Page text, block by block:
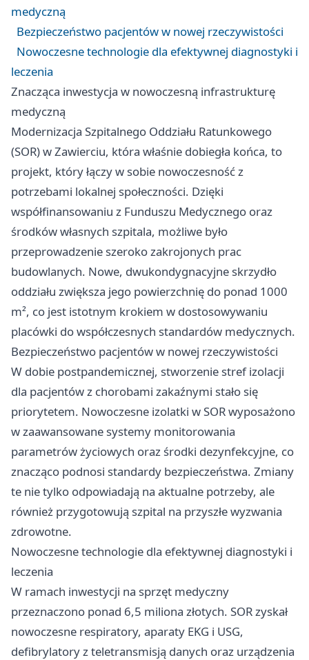
medyczną
Bezpieczeństwo pacjentów w nowej rzeczywistości
Nowoczesne technologie dla efektywnej diagnostyki i
leczenia
Znacząca inwestycja w nowoczesną infrastrukturę
medyczną
Modernizacja Szpitalnego Oddziału Ratunkowego
(SOR) w Zawierciu, która właśnie dobiegła końca, to
projekt, który łączy w sobie nowoczesność z
potrzebami lokalnej społeczności. Dzięki
współfinansowaniu z Funduszu Medycznego oraz
środków własnych szpitala, możliwe było
przeprowadzenie szeroko zakrojonych prac
budowlanych. Nowe, dwukondygnacyjne skrzydło
oddziału zwiększa jego powierzchnię do ponad 1000
m², co jest istotnym krokiem w dostosowywaniu
placówki do współczesnych standardów medycznych.
Bezpieczeństwo pacjentów w nowej rzeczywistości
W dobie postpandemicznej, stworzenie stref izolacji
dla pacjentów z chorobami zakaźnymi stało się
priorytetem. Nowoczesne izolatki w SOR wyposażono
w zaawansowane systemy monitorowania
parametrów życiowych oraz środki dezynfekcyjne, co
znacząco podnosi standardy bezpieczeństwa. Zmiany
te nie tylko odpowiadają na aktualne potrzeby, ale
również przygotowują szpital na przyszłe wyzwania
zdrowotne.
Nowoczesne technologie dla efektywnej diagnostyki i
leczenia
W ramach inwestycji na sprzęt medyczny
przeznaczono ponad 6,5 miliona złotych. SOR zyskał
nowoczesne respiratory, aparaty EKG i USG,
defibrylatory z teletransmisją danych oraz urządzenia